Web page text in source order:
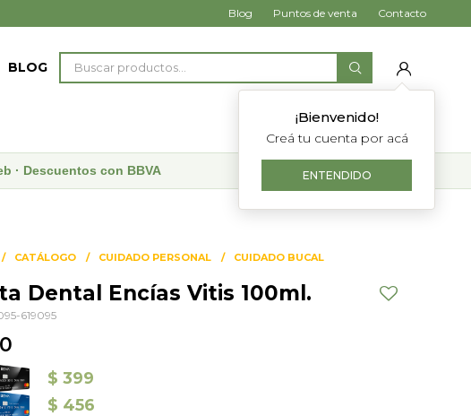
BLOG
¡Bienvenido!
Creá tu cuenta por acá
ENTENDIDO
Blog Puntos de venta Contacto
· Descuentos con BBVA
CATÁLOGO CUIDADO PERSONAL CUIDADO BUCAL
Dental Encías Vitis 100ml.
619095
$ 399
$ 456